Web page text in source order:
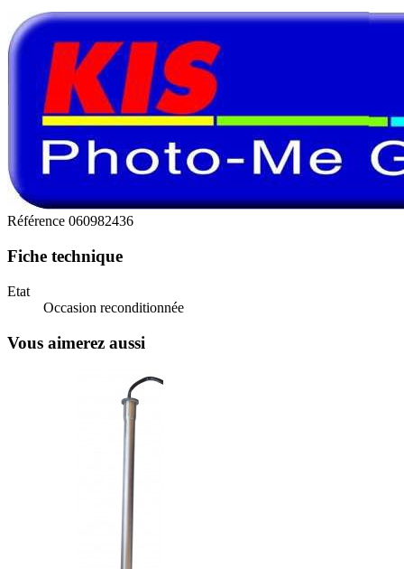
Référence 060982436
Fiche technique
Etat
Occasion reconditionnée
Vous aimerez aussi